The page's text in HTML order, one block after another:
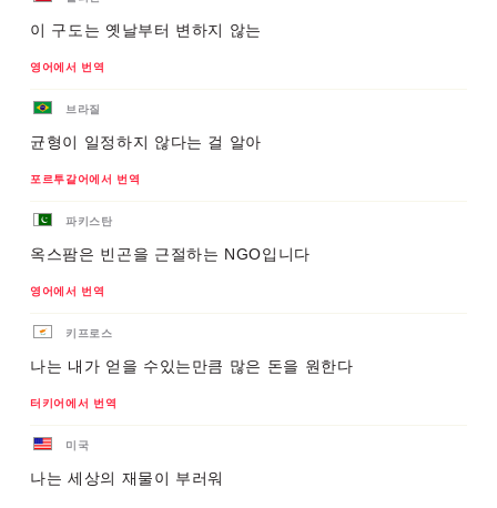
이 구도는 옛날부터 변하지 않는
영어에서 번역
브라질
균형이 일정하지 않다는 걸 알아
포르투갈어에서 번역
파키스탄
옥스팜은 빈곤을 근절하는 NGO입니다
영어에서 번역
키프로스
나는 내가 얻을 수있는만큼 많은 돈을 원한다
터키어에서 번역
미국
나는 세상의 재물이 부러워